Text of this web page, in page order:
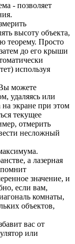
- позволяет
высоту объекта,
теорему. Просто
до его крыши
используя
можете
удаляясь или
экране при этом
текущее
отмерить
несложный
а лазерная
значение, и
если вам,
комнаты,
объектов,
вас от
или